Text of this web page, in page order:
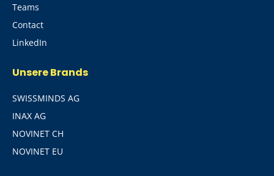
Teams
Contact
LinkedIn
Unsere Brands
SWISSMINDS AG
INAX AG
NOVINET CH
NOVINET EU